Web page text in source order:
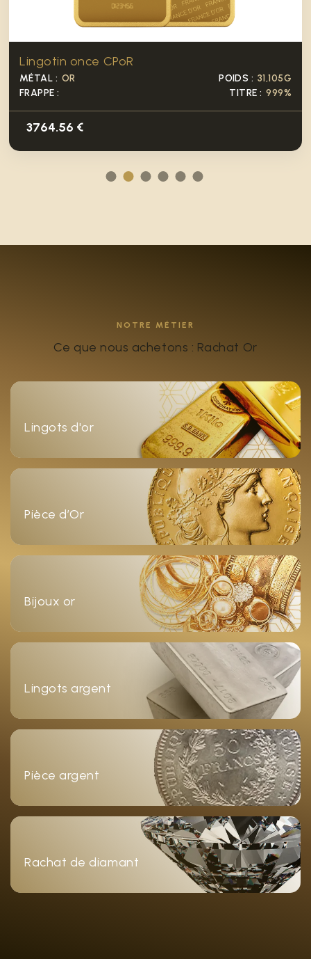
Lingotin once CPoR
MÉTAL : OR POIDS : 31,105G
FRAPPE :
TITRE : 999%
3764.56 €
NOTRE MÉTIER
Ce que nous achetons : Rachat Or
Lingots d'or
Pièce d’Or
Bijoux or
Lingots argent
Pièce argent
Rachat de diamant